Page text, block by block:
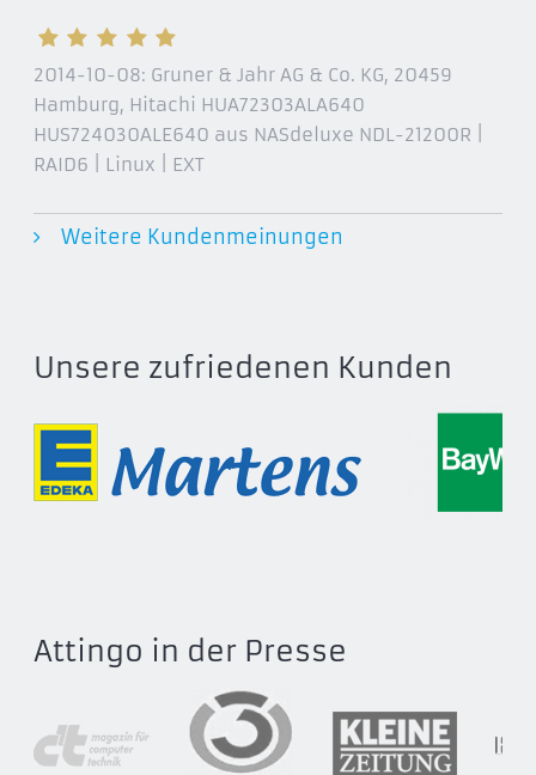
2014-10-08: Gruner & Jahr AG & Co. KG, 20459
Hamburg, Hitachi HUA72303ALA640
HUS724030ALE640 aus NASdeluxe NDL-21200R |
RAID6 | Linux | EXT
Weitere Kundenmeinungen
Unsere zufriedenen Kunden
Attingo in der Presse